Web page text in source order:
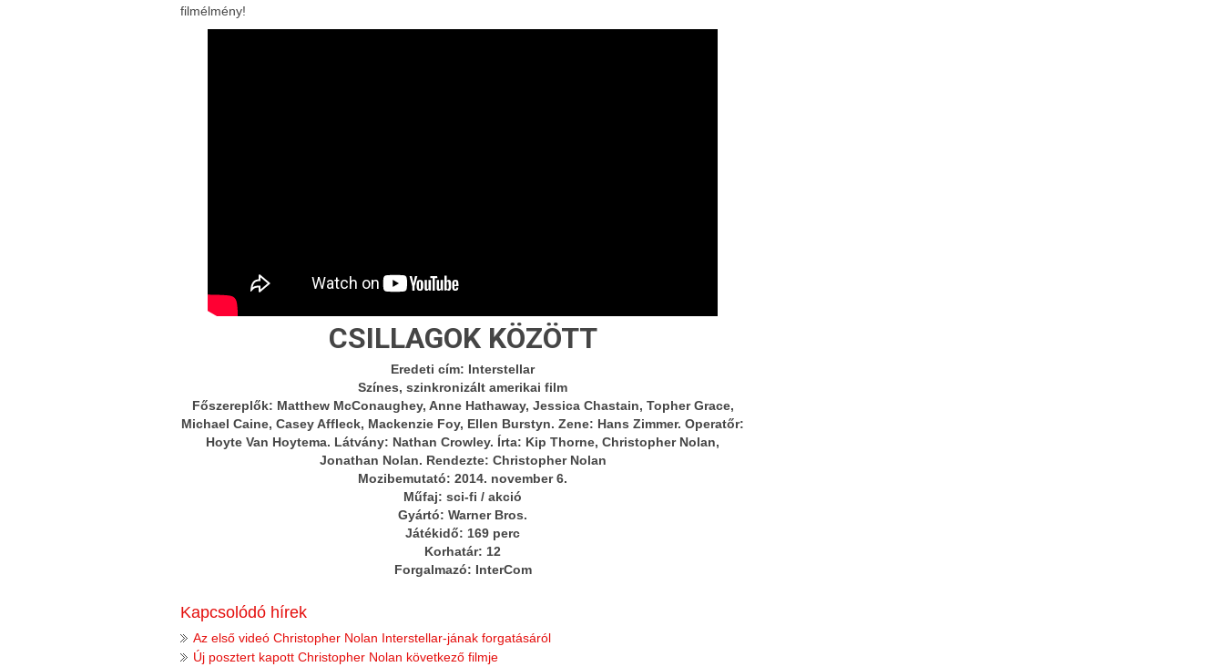
filmélmény!
CSILLAGOK KÖZÖTT
Eredeti cím: Interstellar
Színes, szinkronizált amerikai film
Főszereplők: Matthew McConaughey, Anne Hathaway, Jessica Chastain, Topher Grace,
Michael Caine, Casey Affleck, Mackenzie Foy, Ellen Burstyn. Zene: Hans Zimmer. Operatőr:
Hoyte Van Hoytema. Látvány: Nathan Crowley. Írta: Kip Thorne, Christopher Nolan,
Jonathan Nolan. Rendezte: Christopher Nolan
Mozibemutató: 2014. november 6.
Műfaj: sci-fi / akció
Gyártó: Warner Bros.
Játékidő: 169 perc
Korhatár: 12
Forgalmazó: InterCom
Kapcsolódó hírek
Az első videó Christopher Nolan Interstellar-jának forgatásáról
Új posztert kapott Christopher Nolan következő filmje